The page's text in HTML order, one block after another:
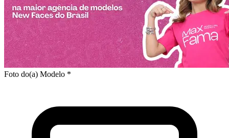
Foto do(a) Modelo *